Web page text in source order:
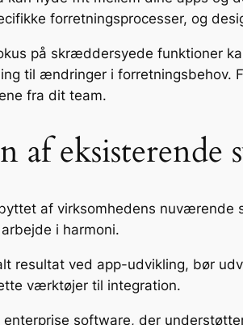
forretningsprocesser, og
på skræddersyede funktioner
til ændringer i forretningsbehov.
fra dit team.
af eksisterende
af virksomhedens nuværende
i harmoni.
resultat ved app-udvikling, bør
værktøjer til integration.
software, der